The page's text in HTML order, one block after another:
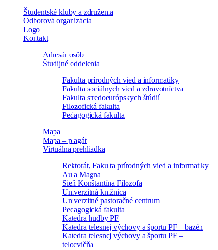
Študentské kluby a združenia
Odborová organizácia
Logo
Kontakt
Adresár osôb
Študijné oddelenia
Fakulta prírodných vied a informatiky
Fakulta sociálnych vied a zdravotníctva
Fakulta stredoeurópskych štúdií
Filozofická fakulta
Pedagogická fakulta
Mapa
Mapa – plagát
Virtuálna prehliadka
Rektorát, Fakulta prírodných vied a informatiky
Aula Magna
Sieň Konštantína Filozofa
Univerzitná knižnica
Univerzitné pastoračné centrum
Pedagogická fakulta
Katedra hudby PF
Katedra telesnej výchovy a športu PF – bazén
Katedra telesnej výchovy a športu PF –
telocvičňa